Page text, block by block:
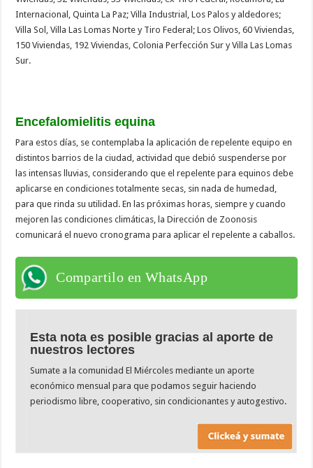
Internacional, Quinta La Paz; Villa Industrial, Los Palos y aldedores;
Villa Sol, Villa Las Lomas Norte y Tiro Federal; Los Olivos, 60 Viviendas,
150 Viviendas, 192 Viviendas, Colonia Perfección Sur y Villa Las Lomas
Sur.
Encefalomielitis equina
Para estos días, se contemplaba la aplicación de repelente equipo en
distintos barrios de la ciudad, actividad que debió suspenderse por
las intensas lluvias, considerando que el repelente para equinos debe
aplicarse en condiciones totalmente secas, sin nada de humedad,
para que rinda su utilidad. En las próximas horas, siempre y cuando
mejoren las condiciones climáticas, la Dirección de Zoonosis
comunicará el nuevo cronograma para aplicar el repelente a caballos.
Compartilo en WhatsApp
Esta nota es posible gracias al aporte de
nuestros lectores
Sumate a la comunidad El Miércoles mediante un aporte
económico mensual para que podamos seguir haciendo
periodismo libre, cooperativo, sin condicionantes y autogestivo.